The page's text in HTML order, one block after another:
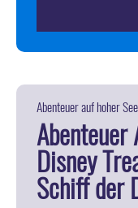
Abenteuer auf hoher See
Abenteuer
Disney
Schiff der